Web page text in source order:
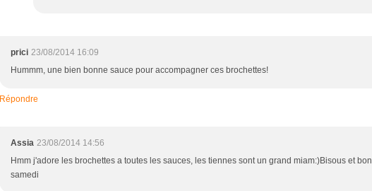
prici 23/08/2014 16:09
Hummm, une bien bonne sauce pour accompagner ces brochettes!
Répondre
Assia 23/08/2014 14:56
Hmm j'adore les brochettes a toutes les sauces, les tiennes sont un grand miam:)Bisous et bon
samedi